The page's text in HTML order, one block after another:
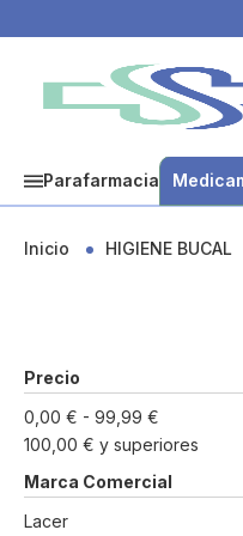
Parafarmacia
Inicio HIGIENE BUCAL
Precio
0,00 € - 99,99 €
100,00 € y superiores
Marca Comercial
Lacer